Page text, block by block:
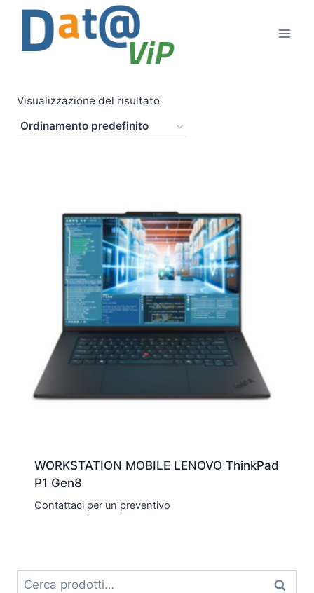
Salta
contenuto
Visualizzazione del risultato
WORKSTATION MOBILE LENOVO ThinkPad
P1 Gen8
Contattaci per un preventivo
Cerca: Cerca